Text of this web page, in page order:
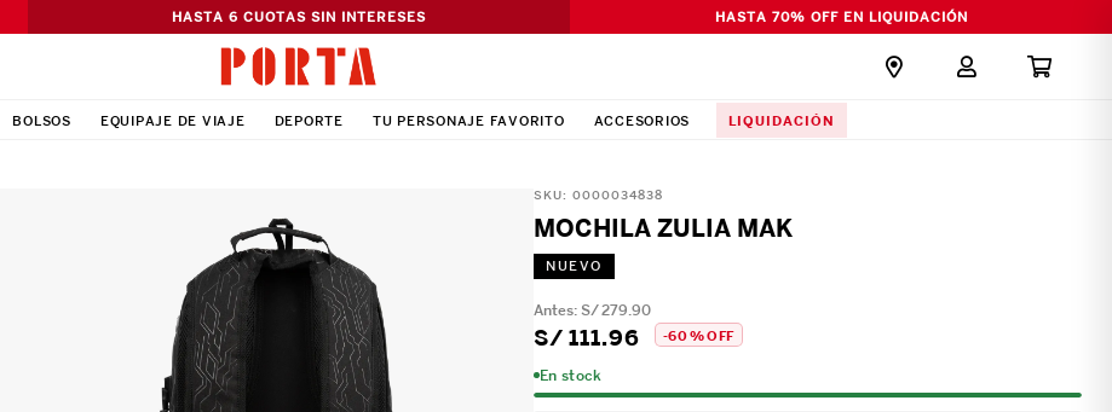
HASTA 6 CUOTAS SIN INTERESES HASTA 70% OFF EN LIQUIDACIÓN
BOLSOS EQUIPAJE DE VIAJE DEPORTE TU PERSONAJE FAVORITO ACCESORIOS LIQUIDACIÓN
SKU:0000034838
MOCHILA ZULIA MAK
NUEVO
S/279.90
S/ 111.96 -60 %OFF
En stock